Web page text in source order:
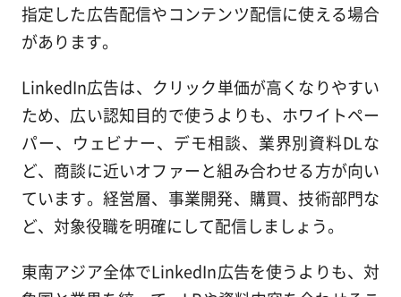
指定した広告配信やコンテンツ配信に使える場合
があります。
LinkedIn広告は、クリック単価が高くなりやすい
ため、広い認知目的で使うよりも、ホワイトペー
パー、ウェビナー、デモ相談、業界別資料DLな
ど、商談に近いオファーと組み合わせる方が向い
ています。経営層、事業開発、購買、技術部門な
ど、対象役職を明確にして配信しましょう。
東南アジア全体でLinkedIn広告を使うよりも、対